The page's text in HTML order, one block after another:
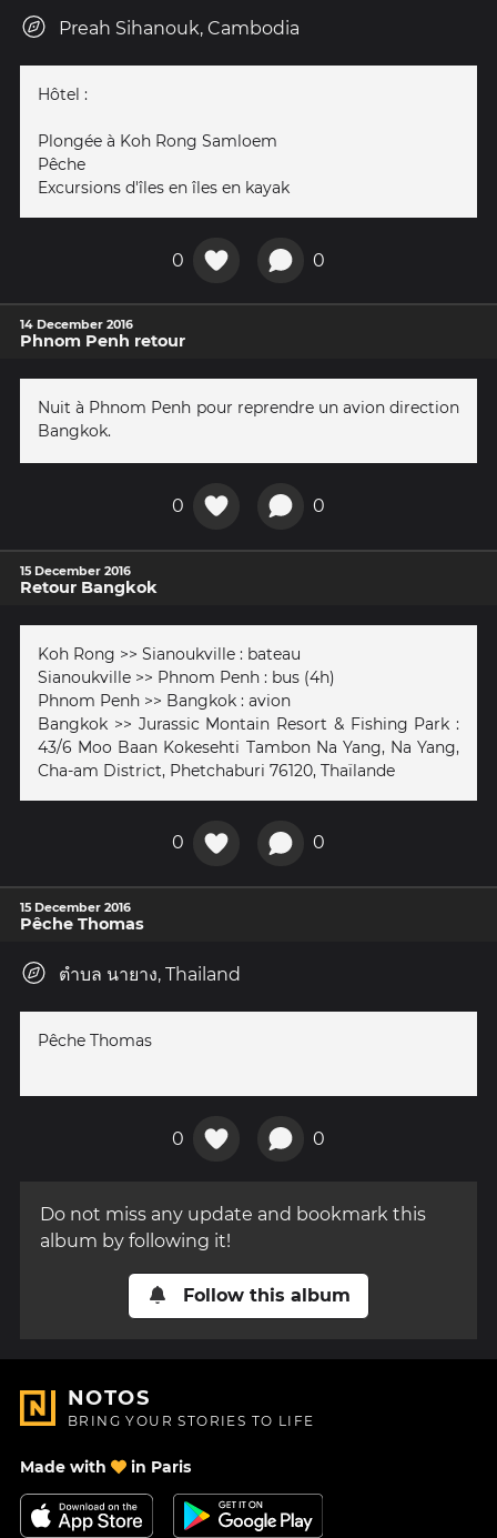
Preah Sihanouk, Cambodia
Hôtel :
Plongée à Koh Rong Samloem
Pêche
Excursions d'îles en îles en kayak
0 0
14 December 2016
Phnom Penh retour
Nuit à Phnom Penh pour reprendre un avion direction
Bangkok.
0 0
15 December 2016
Retour Bangkok
Koh Rong >> Sianoukville : bateau
Sianoukville >> Phnom Penh : bus (4h)
Phnom Penh >> Bangkok : avion
Bangkok >> Jurassic Montain Resort & Fishing Park :
43/6 Moo Baan Kokesehti Tambon Na Yang, Na Yang,
Cha-am District, Phetchaburi 76120, Thaïlande
0 0
15 December 2016
Pêche Thomas
ตำบล นายาง, Thailand
Pêche Thomas
0 0
Do not miss any update and bookmark this
album by following it!
Follow this album
NOTOS
BRING YOUR STORIES TO LIFE
Made with in Paris